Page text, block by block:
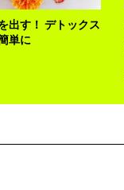
出す！ デトックス
単に